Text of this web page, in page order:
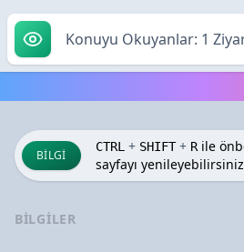
Konuyu Okuyanlar: 1
BILGI
CTRL + SHIFT + Rile
sayfayı
BILGILER